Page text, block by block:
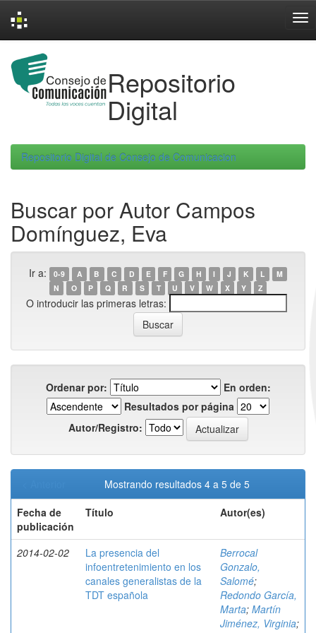
navigation
Repositorio
Digital
Repositorio Digital de Consejo de Comunicacion
Buscar por Autor Campos
Domínguez, Eva
Ir a: 0-9 A B C D E F G H I J K L
M
N
O P Q R S T U V W X Y Z
O introducir las primeras letras:
Ordenar por:
En orden:
Resultados por página
Autor/Registro:
Mostrando resultados 4 a 5 de 5
Fecha de
publicación
Título Autor(es)
2014-02-02
La presencia del
infoentretenimiento en los
canales generalistas de la
TDT española
Berrocal
Gonzalo,
Salomé;
Redondo García,
Marta; Martín
Jiménez, Virginia;